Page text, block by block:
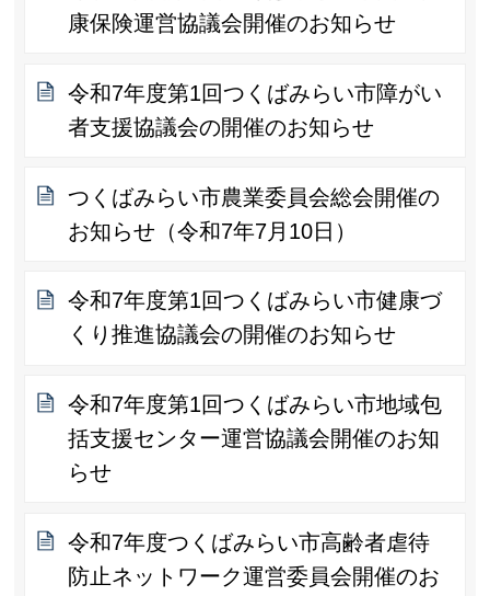
康保険運営協議会開催のお知らせ
令和7年度第1回つくばみらい市障がい
者支援協議会の開催のお知らせ
つくばみらい市農業委員会総会開催の
お知らせ（令和7年7月10日）
令和7年度第1回つくばみらい市健康づ
くり推進協議会の開催のお知らせ
令和7年度第1回つくばみらい市地域包
括支援センター運営協議会開催のお知
らせ
令和7年度つくばみらい市高齢者虐待
防止ネットワーク運営委員会開催のお